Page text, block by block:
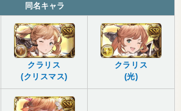
同名キャラ
クラリス
(クリスマス)
クラリス
(光)